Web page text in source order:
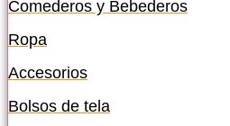
Comederos y Bebederos
Ropa
Accesorios
Bolsos de tela